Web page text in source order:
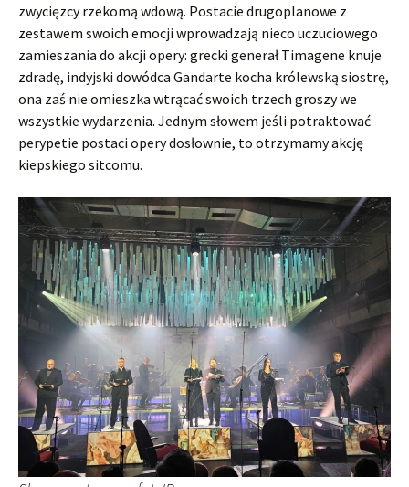
zwycięzcy rzekomą wdową. Postacie drugoplanowe z
zestawem swoich emocji wprowadzają nieco uczuciowego
zamieszania do akcji opery: grecki generał Timagene knuje
zdradę, indyjski dowódca Gandarte kocha królewską siostrę,
ona zaś nie omieszka wtrącać swoich trzech groszy we
wszystkie wydarzenia. Jednym słowem jeśli potraktować
perypetie postaci opery dosłownie, to otrzymamy akcję
kiepskiego sitcomu.